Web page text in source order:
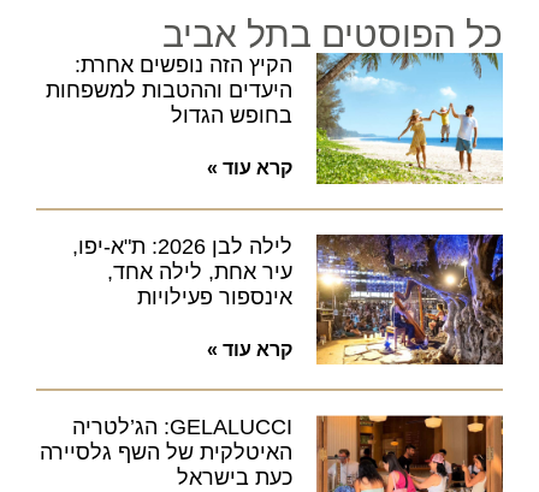
כל הפוסטים בתל אביב
הקיץ הזה נופשים אחרת:
היעדים וההטבות למשפחות
בחופש הגדול
קרא עוד »
לילה לבן 2026: ת"א-יפו,
עיר אחת, לילה אחד,
אינספור פעילויות
קרא עוד »
GELALUCCI: הג’לטריה
האיטלקית של השף גלסיירה
כעת בישראל